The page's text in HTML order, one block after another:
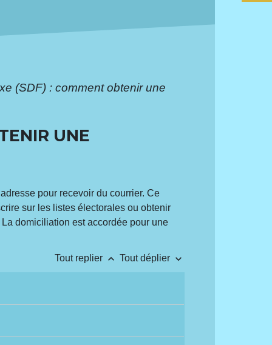
(SDF) : comment obtenir une
UNE
pour recevoir du courrier. Ce
sur les listes électorales ou obtenir
domiciliation est accordée pour une
Tout replier keyboard_arrow_up Tout déplier keyboard_arrow_down